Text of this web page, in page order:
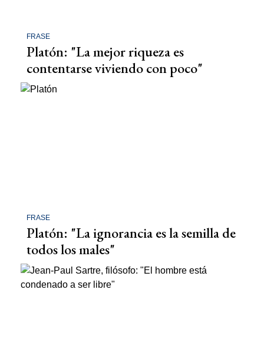
FRASE
Platón: "La mejor riqueza es
contentarse viviendo con poco"
FRASE
Platón: "La ignorancia es la semilla de
todos los males"